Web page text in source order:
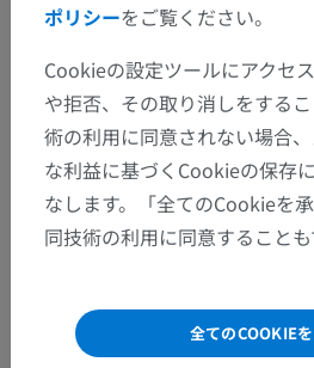
翻訳
修正や翻訳、内容の改善の提
ぞお知らせください。
ポリシーをご覧ください。
Cookieの設定ツールにアクセ
や拒否、その取り消しをする
術の利用に同意されない場合
な利益に基づくCookieの保存
なします。「全てのCookieを
同技術の利用に同意することも
全てのCOOKIE